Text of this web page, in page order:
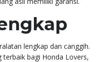
lengkap dan canggih.
bagi Honda Lovers,